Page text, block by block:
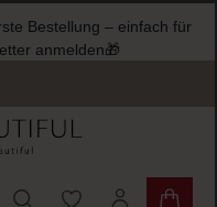
Bestellung – einfach für
anmelden🎁
Du hast 0